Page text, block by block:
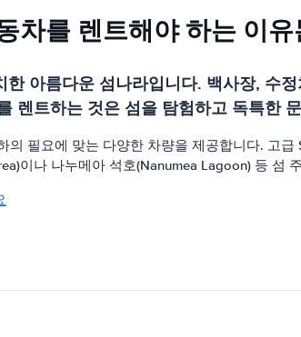
차를 렌트해야 하는 이
한 아름다운 섬나라입니다. 백사장, 수
렌트하는 것은 섬을 탐험하고 독특한
의 필요에 맞는 다양한 차량을 제공합니다. 고
이나 나누메아 석호(Nanumea Lagoon) 등